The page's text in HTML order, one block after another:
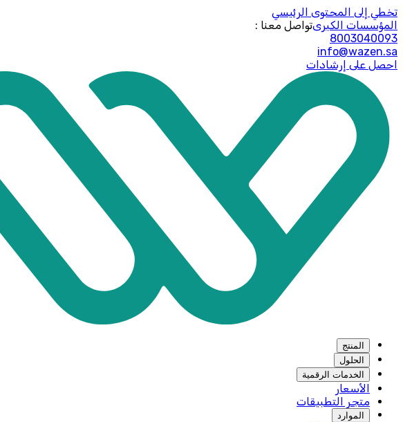
تخطي إلى المحتوى الرئيسي
المؤسسات الكبرى: تواصل معنا
8003040093
info@wazen.sa
احصل على إرشادات
المنتج
الحلول
الخدمات الرقمية
الأسعار
متجر التطبيقات
الموارد